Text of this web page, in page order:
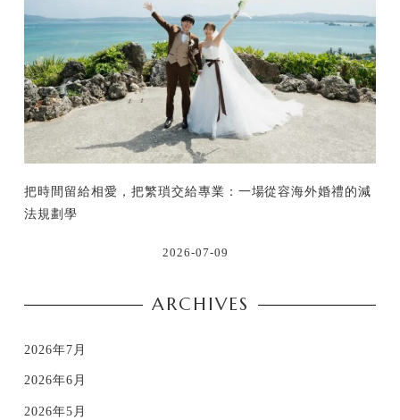
把時間留給相愛，把繁瑣交給專業：一場從容海外婚禮的減
法規劃學
2026-07-09
ARCHIVES
2026年7月
2026年6月
2026年5月